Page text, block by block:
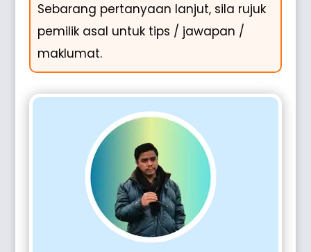
Sebarang pertanyaan lanjut, sila rujuk
pemilik asal untuk tips / jawapan /
maklumat.